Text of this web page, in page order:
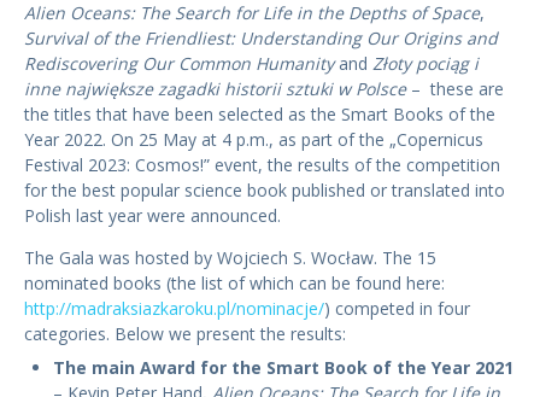
Alien Oceans: The Search for Life in the Depths of Space,
Survival of the Friendliest: Understanding Our Origins and
Rediscovering Our Common Humanityand Złoty pociąg i
inne największe zagadki historii sztuki w Polsce – these are
the titles that have been selected as the Smart Books of the
Year 2022. On 25 May at 4 p.m., as part of the „Copernicus
Festival 2023: Cosmos!” event, the results of the competition
for the best popular science book published or translated into
Polish last year were announced.
The Gala was hosted by Wojciech S. Wocław. The 15
nominated books (the list of which can be found here:
http://madraksiazkaroku.pl/nominacje/) competed in four
categories. Below we present the results:
The main Award for the Smart Book of the Year 2021